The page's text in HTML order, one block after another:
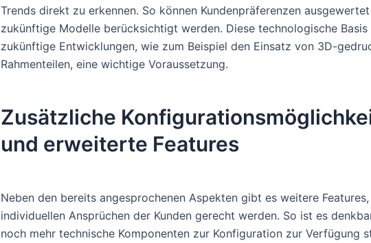
Trends direkt zu erkennen. So können Kundenpräferenzen
zukünftige Modelle berücksichtigt werden. Diese technologische
zukünftige Entwicklungen, wie zum Beispiel den Einsatz von 3D-
Rahmenteilen, eine wichtige Voraussetzung.
Zusätzliche
und erweiterte Features
Neben den bereits angesprochenen Aspekten gibt es weitere
individuellen Ansprüchen der Kunden gerecht werden. So ist es
noch mehr technische Komponenten zur Konfiguration zur Verfügung